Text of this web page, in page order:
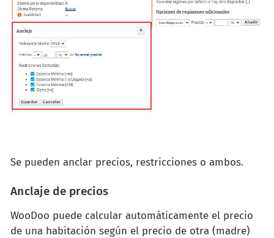
Se pueden anclar precios, restricciones o ambos.
Anclaje de precios
WooDoo puede calcular automáticamente el precio
de una habitación según el precio de otra (madre)